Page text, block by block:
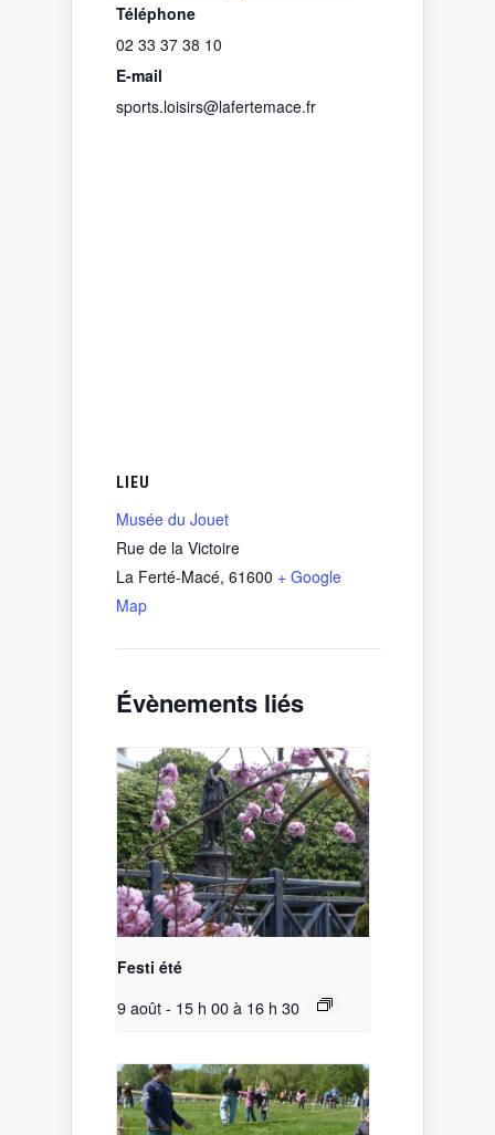
Téléphone
02 33 37 38 10
E-mail
sports.loisirs@lafertemace.fr
LIEU
Musée du Jouet
Rue de la Victoire
La Ferté-Macé, 61600 + Google
Map
Évènements liés
Festi été
9 août - 15 h 00à 16 h 30